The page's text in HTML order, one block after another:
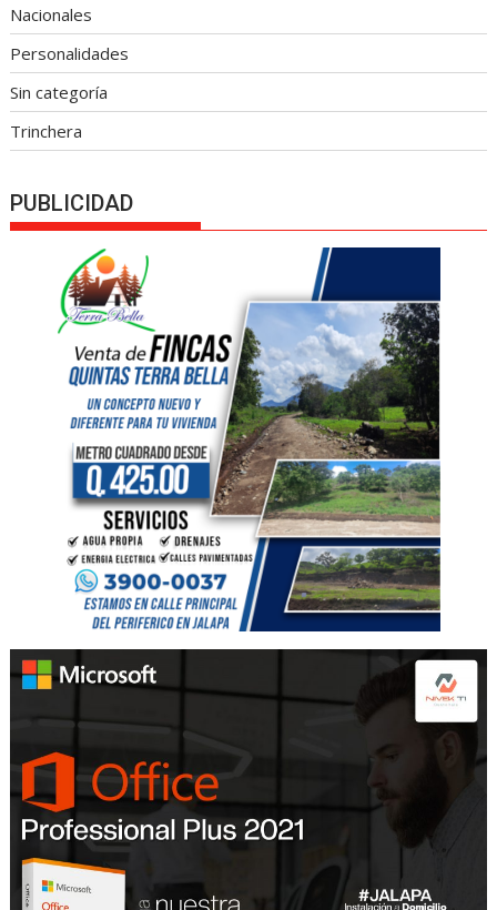
Nacionales
Personalidades
Sin categoría
Trinchera
PUBLICIDAD